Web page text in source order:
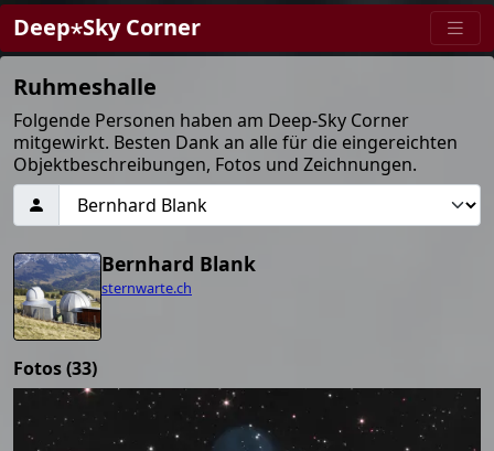
Deep⋆Sky Corner
Ruhmeshalle
Folgende Personen haben am Deep-Sky Corner
mitgewirkt. Besten Dank an alle für die eingereichten
Objektbeschreibungen, Fotos und Zeichnungen.
Bernhard Blank
sternwarte.ch
Fotos (33)